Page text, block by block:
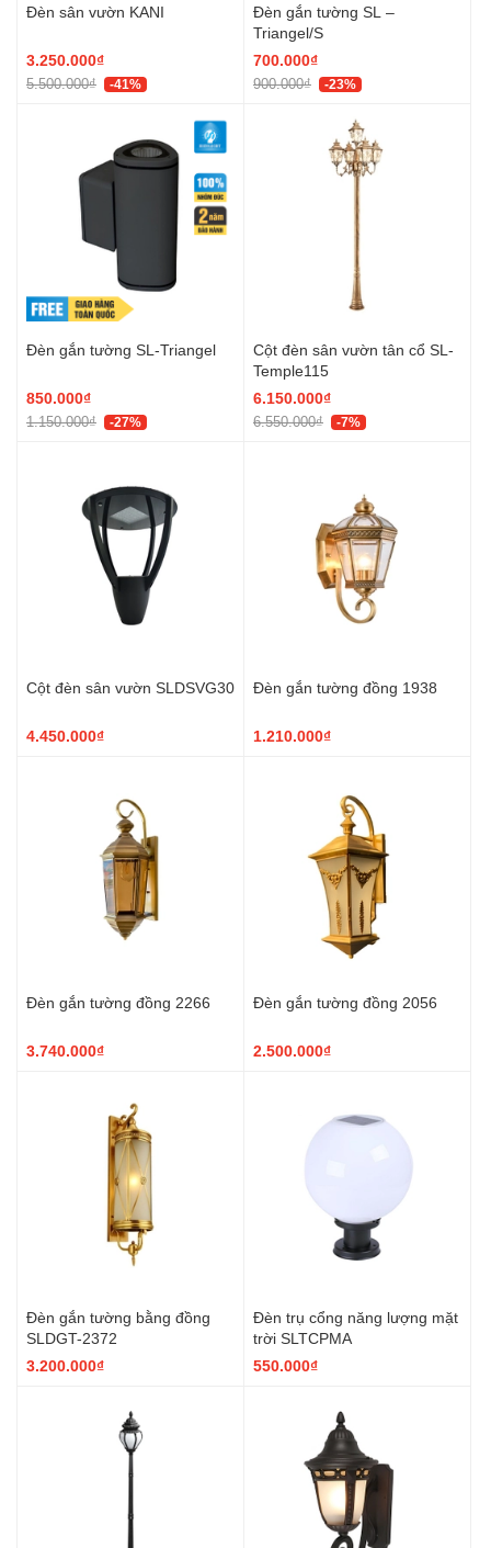
Đèn sân vườn KANI
3.250.000₫
5.500.000₫ -41%
Đèn gắn tường SL –
Triangel/S
700.000₫
900.000₫ -23%
Đèn gắn tường SL-Triangel
850.000₫
1.150.000₫ -27%
Cột đèn sân vườn tân cổ SL-
Temple115
6.150.000₫
6.550.000₫ -7%
Cột đèn sân vườn SLDSVG30
4.450.000₫
Đèn gắn tường đồng 1938
1.210.000₫
Đèn gắn tường đồng 2266
3.740.000₫
Đèn gắn tường đồng 2056
2.500.000₫
Đèn gắn tường bằng đồng
SLDGT-2372
3.200.000₫
Đèn trụ cổng năng lượng mặt
trời SLTCPMA
550.000₫